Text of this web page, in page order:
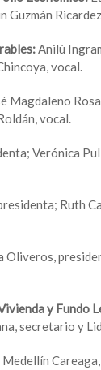
Guzmán
Anilú
vocal.
Magdaleno
vocal.
Verónica
Ruth
Oliveros,
y Fundo
secretario y